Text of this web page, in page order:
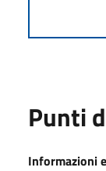
Punti
Informazioni